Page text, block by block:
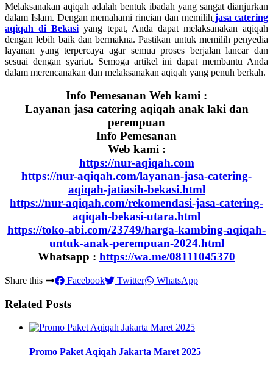
Melaksanakan aqiqah adalah bentuk ibadah yang sangat dianjurkan
dalam Islam. Dengan memahami rincian dan memilih jasa catering
aqiqah di Bekasiyang tepat, Anda dapat melaksanakan aqiqah
dengan lebih baik dan bermakna. Pastikan untuk memilih penyedia
layanan yang terpercaya agar semua proses berjalan lancar dan
sesuai dengan syariat. Semoga artikel ini dapat membantu Anda
dalam merencanakan dan melaksanakan aqiqah yang penuh berkah.
Info Pemesanan Web kami :
Layanan jasa catering aqiqah anak laki dan
perempuan
Info Pemesanan
Web kami :
https://nur-aqiqah.com
https://nur-aqiqah.com/layanan-jasa-catering-
aqiqah-jatiasih-bekasi.html
https://nur-aqiqah.com/rekomendasi-jasa-catering-
aqiqah-bekasi-utara.html
https://toko-abi.com/23749/harga-kambing-aqiqah-
untuk-anak-perempuan-2024.html
Whatsapp : https://wa.me/08111045370
Share this Facebook Twitter WhatsApp
Related Posts
Promo Paket Aqiqah Jakarta Maret 2025